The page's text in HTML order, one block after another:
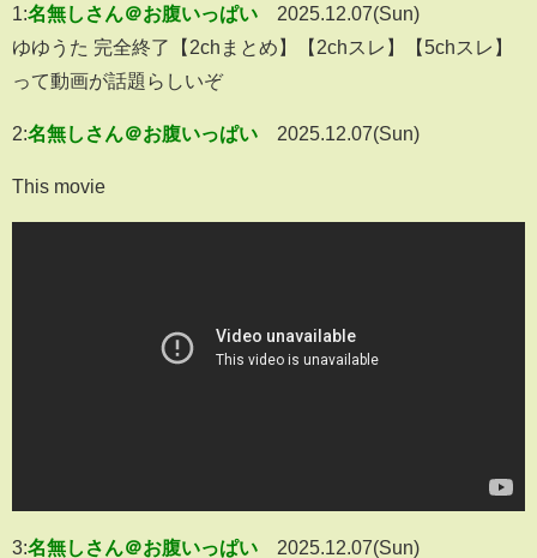
1:名無しさん＠お腹いっぱい
2025.12.07(Sun)
ゆゆうた 完全終了【2chまとめ】【2chスレ】【5chスレ】
って動画が話題らしいぞ
2:名無しさん＠お腹いっぱい 2025.12.07(Sun)
This movie
3:名無しさん＠お腹いっぱい
2025.12.07(Sun)